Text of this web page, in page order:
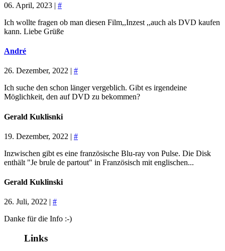
06. April, 2023 | #
Ich wollte fragen ob man diesen Film,,Inzest ,,auch als DVD kaufen
kann. Liebe Grüße
André
26. Dezember, 2022 | #
Ich suche den schon länger vergeblich. Gibt es irgendeine
Möglichkeit, den auf DVD zu bekommen?
Gerald Kuklisnki
19. Dezember, 2022 | #
Inzwischen gibt es eine französische Blu-ray von Pulse. Die Disk
enthält "Je brule de partout" in Französisch mit englischen...
Gerald Kuklinski
26. Juli, 2022 | #
Danke für die Info :-)
Links